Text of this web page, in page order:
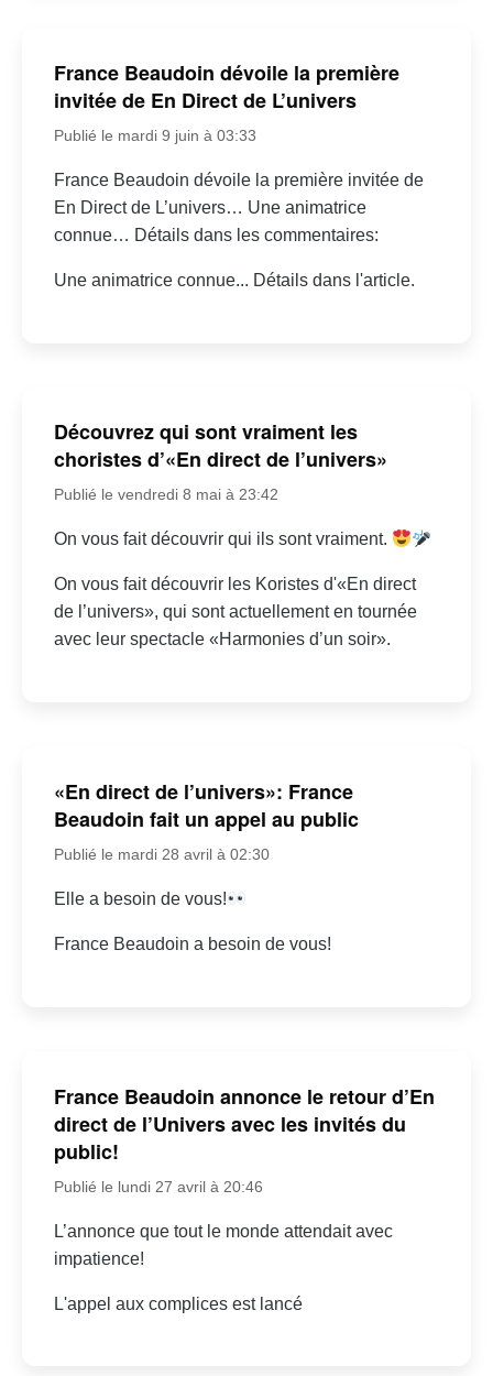
France Beaudoin dévoile la première
invitée de En Direct de L’univers
Publié le mardi 9 juin à 03:33
France Beaudoin dévoile la première invitée de
En Direct de L’univers… Une animatrice
connue… Détails dans les commentaires:
Une animatrice connue... Détails dans l'article.
Découvrez qui sont vraiment les
choristes d’«En direct de l’univers»
Publié le vendredi 8 mai à 23:42
On vous fait découvrir qui ils sont vraiment.
On vous fait découvrir les Koristes d'«En direct
de l’univers», qui sont actuellement en tournée
avec leur spectacle «Harmonies d’un soir».
«En direct de l’univers»: France
Beaudoin fait un appel au public
Publié le mardi 28 avril à 02:30
Elle a besoin de vous!
France Beaudoin a besoin de vous!
France Beaudoin annonce le retour d’En
direct de l’Univers avec les invités du
public!
Publié le lundi 27 avril à 20:46
L’annonce que tout le monde attendait avec
impatience!
L'appel aux complices est lancé